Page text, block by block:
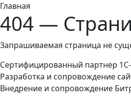
Главная
404 —
Запрашиваемая страница не
Сертифицированный партнер 1С-
Разработка и сопровождение
Внедрение и сопровождение